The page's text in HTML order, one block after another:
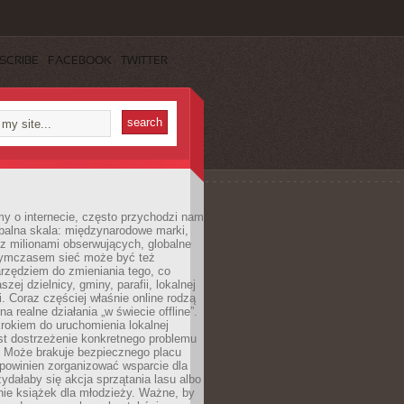
FACEBOOK TWITTER
o internecie, często przychodzi nam
skala: międzynarodowe marki,
milionami obserwujących, globalne
sieć może być też
do zmieniania tego, co
dzielnicy, gminy, parafii, lokalnej
Coraz częściej właśnie online rodzą
realne działania „w świecie offline”.
do uruchomienia lokalnej
dostrzeżenie konkretnego problemu
Może brakuje bezpiecznego placu
zorganizować wsparcie dla
się akcja sprzątania lasu albo
książek dla młodzieży. Ważne, by